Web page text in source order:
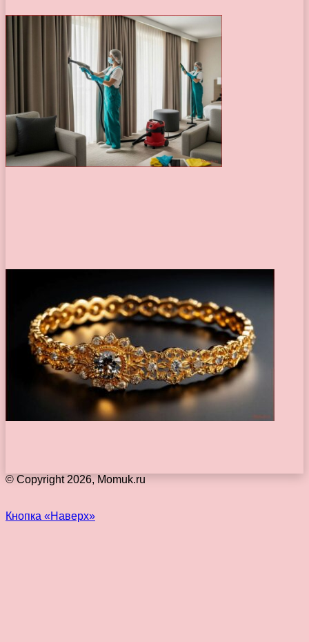
© Copyright 2026, Momuk.ru
Кнопка «Наверх»